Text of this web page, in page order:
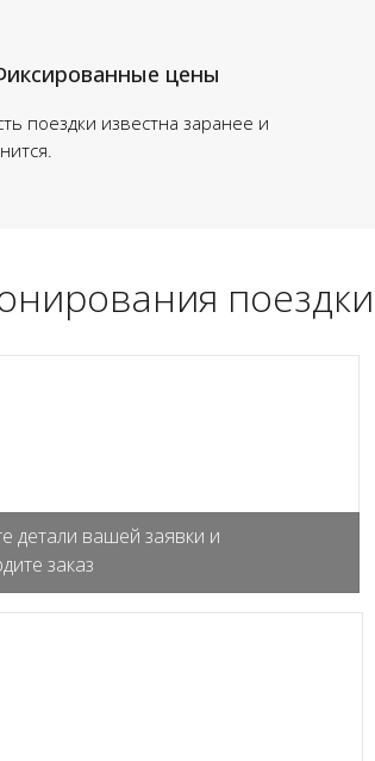
поездки известна заранее и
цены
поездки
детали вашей заявки и
заказ